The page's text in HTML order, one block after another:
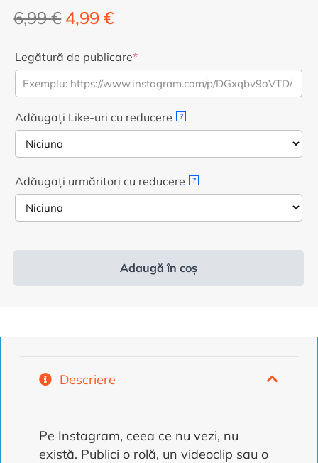
6,99€ Prețul
a
fost:
6,99
€.
4,99€Prețul
este:
4,99
€.
Legătură de publicare*
Adăugați Like-uri cu reducere ?
Adăugați urmăritori cu reducere ?
Adaugă în coș
Descriere
Pe Instagram, ceea ce nu vezi, nu
există. Publici o rolă, un videoclip sau o